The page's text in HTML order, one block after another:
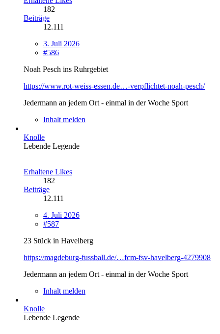
182
Beiträge
12.111
3. Juli 2026
#586
Noah Pesch ins Ruhrgebiet
https://www.rot-weiss-essen.de…-verpflichtet-noah-pesch/
Jedermann an jedem Ort - einmal in der Woche Sport
Inhalt melden
Knolle
Lebende Legende
Erhaltene Likes
182
Beiträge
12.111
4. Juli 2026
#587
23 Stück in Havelberg
https://magdeburg-fussball.de/…fcm-fsv-havelberg-4279908
Jedermann an jedem Ort - einmal in der Woche Sport
Inhalt melden
Knolle
Lebende Legende